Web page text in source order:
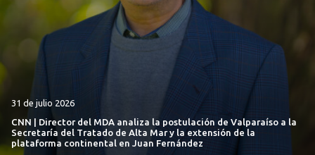
31 de julio 2026
CNN | Director del MDA analiza la postulación de Valparaíso a la
Secretaría del Tratado de Alta Mar y la extensión de la
plataforma continental en Juan Fernández